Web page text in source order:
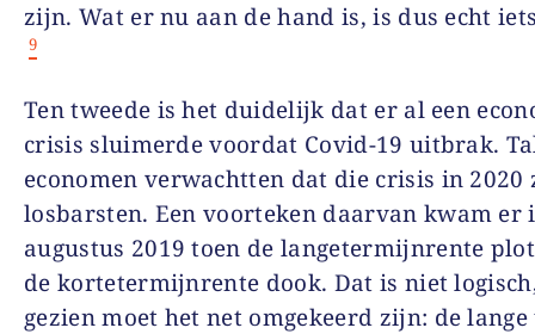
zijn. Wat er nu aan de hand is, is dus echt
9
Ten tweede is het duidelijk dat er al een
crisis sluimerde voordat Covid-19 uitbrak.
economen verwachtten dat die crisis in 2020
losbarsten. Een voorteken daarvan kwam er
augustus 2019 toen de langetermijnrente
de kortetermijnrente dook. Dat is niet
gezien moet het net omgekeerd zijn: de